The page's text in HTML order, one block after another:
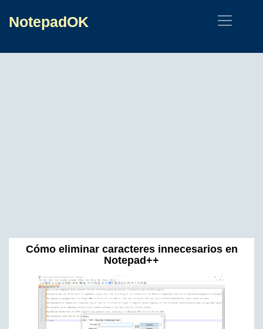
NotepadOK
Cómo eliminar caracteres innecesarios en
Notepad++